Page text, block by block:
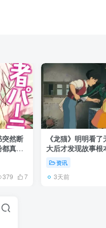
突然断
真慌
379 7
《龙猫》明明看
大后才发现故事根
资讯
3天前